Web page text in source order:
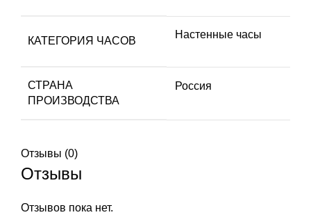
КАТЕГОРИЯ ЧАСОВ
Настенные часы
СТРАНА
ПРОИЗВОДСТВА
Россия
Отзывы (0)
Отзывы
Отзывов пока нет.